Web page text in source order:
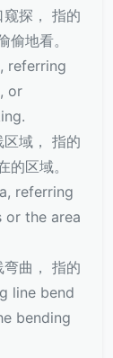
探， 指的
地看。
referring
or
域， 指的
区域。
referring
or the area
曲， 指的
line bend
bending